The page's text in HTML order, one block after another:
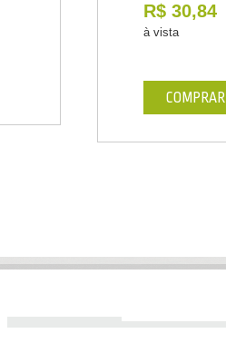
R$ 30,84
à vista
COMPRAR